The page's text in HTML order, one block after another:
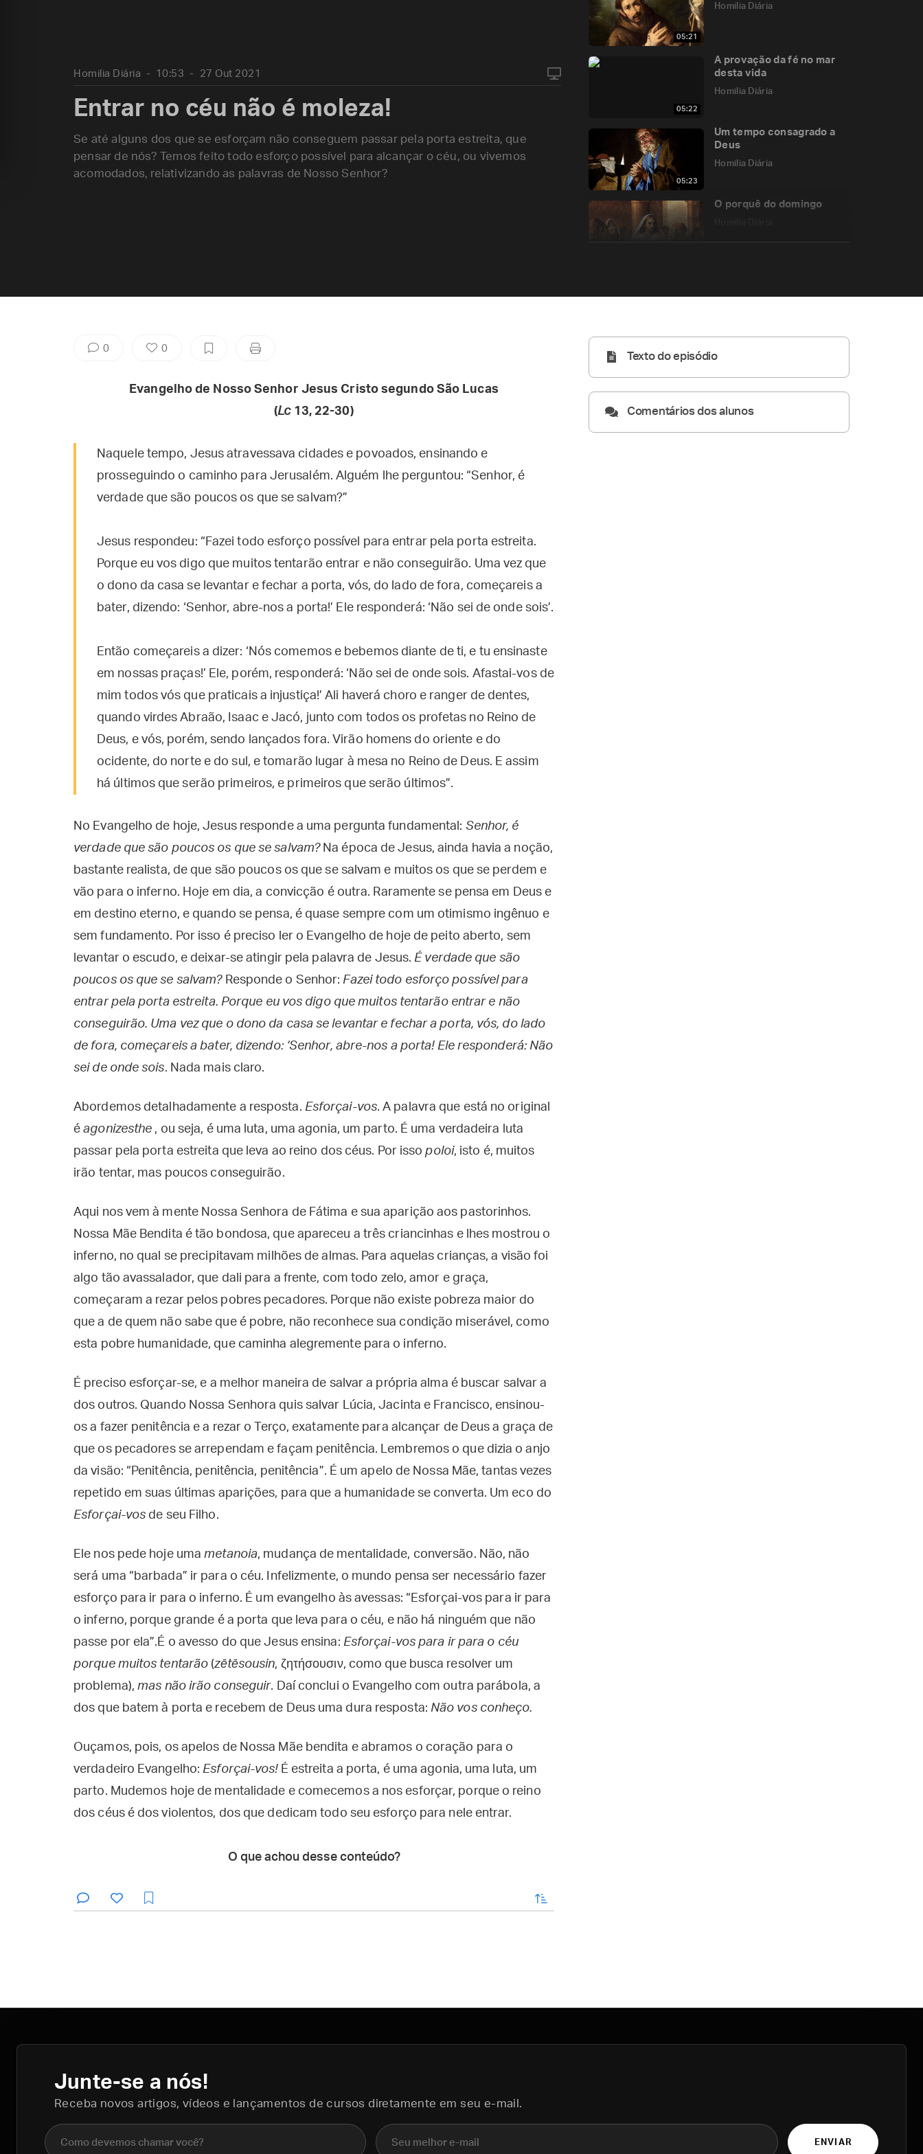
05:21
Homilia Diária
05:22
A provação da fé no mar
desta vida
Homilia Diária
05:23
Um tempo consagrado a
Deus
Homilia Diária
O porquê do domingo
Homilia Diária
Homilia Diária 10:53 27 Out 2021
Entrar no céu não é moleza!
Se até alguns dos que se esforçam não conseguem passar pela porta estreita, que
pensar de nós? Temos feito todo esforço possível para alcançar o céu, ou vivemos
acomodados, relativizando as palavras de Nosso Senhor?
0 0
Evangelho de Nosso Senhor Jesus Cristo segundo São Lucas
(Lc13, 22-30)
Naquele tempo, Jesus atravessava cidades e povoados, ensinando e
prosseguindo o caminho para Jerusalém. Alguém lhe perguntou: “Senhor, é
verdade que são poucos os que se salvam?”
Jesus respondeu: “Fazei todo esforço possível para entrar pela porta estreita.
Porque eu vos digo que muitos tentarão entrar e não conseguirão. Uma vez que
o dono da casa se levantar e fechar a porta, vós, do lado de fora, começareis a
bater, dizendo: ‘Senhor, abre-nos a porta!’ Ele responderá: ‘Não sei de onde sois’.
Então começareis a dizer: ‘Nós comemos e bebemos diante de ti, e tu ensinaste
em nossas praças!’ Ele, porém, responderá: ‘Não sei de onde sois. Afastai-vos de
mim todos vós que praticais a injustiça!’ Ali haverá choro e ranger de dentes,
quando virdes Abraão, Isaac e Jacó, junto com todos os profetas no Reino de
Deus, e vós, porém, sendo lançados fora. Virão homens do oriente e do
ocidente, do norte e do sul, e tomarão lugar à mesa no Reino de Deus. E assim
há últimos que serão primeiros, e primeiros que serão últimos”.
No Evangelho de hoje, Jesus responde a uma pergunta fundamental: Senhor, é
verdade que são poucos os que se salvam?Na época de Jesus, ainda havia a noção,
bastante realista, de que são poucos os que se salvam e muitos os que se perdem e
vão para o inferno. Hoje em dia, a convicção é outra. Raramente se pensa em Deus e
em destino eterno, e quando se pensa, é quase sempre com um otimismo ingênuo e
sem fundamento. Por isso é preciso ler o Evangelho de hoje de peito aberto, sem
levantar o escudo, e deixar-se atingir pela palavra de Jesus.É verdade que são
poucos os que se salvam?Responde o Senhor:Fazei todo esforço possível para
entrar pela porta estreita. Porque eu vos digo que muitos tentarão entrar e não
conseguirão. Uma vez que o dono da casa se levantar e fechar a porta, vós, do lado
de fora, começareis a bater, dizendo: ‘Senhor, abre-nos a porta! Ele responderá: Não
sei de onde sois. Nada mais claro.
Abordemos detalhadamente a resposta. Esforçai-vos. A palavra que está no original
éagonizesthe , ou seja, é uma luta, uma agonia, um parto. É uma verdadeira luta
passar pela porta estreita que leva ao reino dos céus. Por issopoloi, isto é, muitos
irão tentar, mas poucos conseguirão.
Aqui nos vem à mente Nossa Senhora de Fátima e sua aparição aos pastorinhos.
Nossa Mãe Bendita é tão bondosa, que apareceu a três criancinhas e lhes mostrou o
inferno, no qual se precipitavam milhões de almas. Para aquelas crianças, a visão foi
algo tão avassalador, que dali para a frente, com todo zelo, amor e graça,
começaram a rezar pelos pobres pecadores. Porque não existe pobreza maior do
que a de quem não sabe que é pobre, não reconhece sua condição miserável, como
esta pobre humanidade, que caminha alegremente para o inferno.
É preciso esforçar-se, e a melhor maneira de salvar a própria alma é buscar salvar a
dos outros. Quando Nossa Senhora quis salvar Lúcia, Jacinta e Francisco, ensinou-
os a fazer penitência e a rezar o Terço, exatamente para alcançar de Deus a graça de
que os pecadores se arrependam e façam penitência. Lembremos o que dizia o anjo
da visão: “Penitência, penitência, penitência”. É um apelo de Nossa Mãe, tantas vezes
repetido em suas últimas aparições, para que a humanidade se converta. Um eco do
Esforçai-vos de seu Filho.
Ele nos pede hoje umametanoia, mudança de mentalidade, conversão. Não, não
será uma “barbada” ir para o céu. Infelizmente, o mundo pensa ser necessário fazer
esforço para ir para o inferno. É um evangelho às avessas: “Esforçai-vos para ir para
o inferno, porque grande é a porta que leva para o céu, e não há ninguém que não
passe por ela”.É o avesso do que Jesus ensina: Esforçai-vos para ir para o céu
porque muitos tentarão (zētēsousin, ζητήσουσιν, como que busca resolver um
problema),mas não irão conseguir. Daí conclui o Evangelho com outra parábola, a
dos que batem à porta e recebem de Deus uma dura resposta: Não vos conheço.
Ouçamos, pois, os apelos de Nossa Mãe bendita e abramos o coração para o
verdadeiro Evangelho:Esforçai-vos!É estreita a porta, é uma agonia, uma luta, um
parto. Mudemos hoje de mentalidade e comecemos a nos esforçar, porque o reino
dos céus é dos violentos, dos que dedicam todo seu esforço para nele entrar.
O que achou desse conteúdo?
enviar
Texto do episódio
Comentários dos alunos
Junte-se a nós!
Receba novos artigos, vídeos e lançamentos de cursos diretamente em seu e-mail.
Nome completo E-mail
ENVIAR